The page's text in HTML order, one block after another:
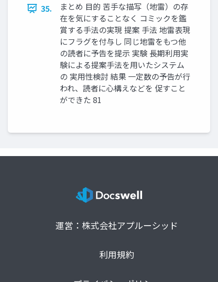
35.
まとめ 目的 苦手な描写（地雷）の存
在を気にすることなく コミックを鑑
賞する手法の実現 提案 手法 地雷表現
にフラグを付与し 同じ地雷をもつ他
の読者に予告を提示 実験 長期利用実
験による提案手法を用いたシステム
の 実用性検討 結果 一定数の予告が行
われ、読者に心構えなどを 促すこと
ができた 81
運営：株式会社アプルーシッド
利用規約